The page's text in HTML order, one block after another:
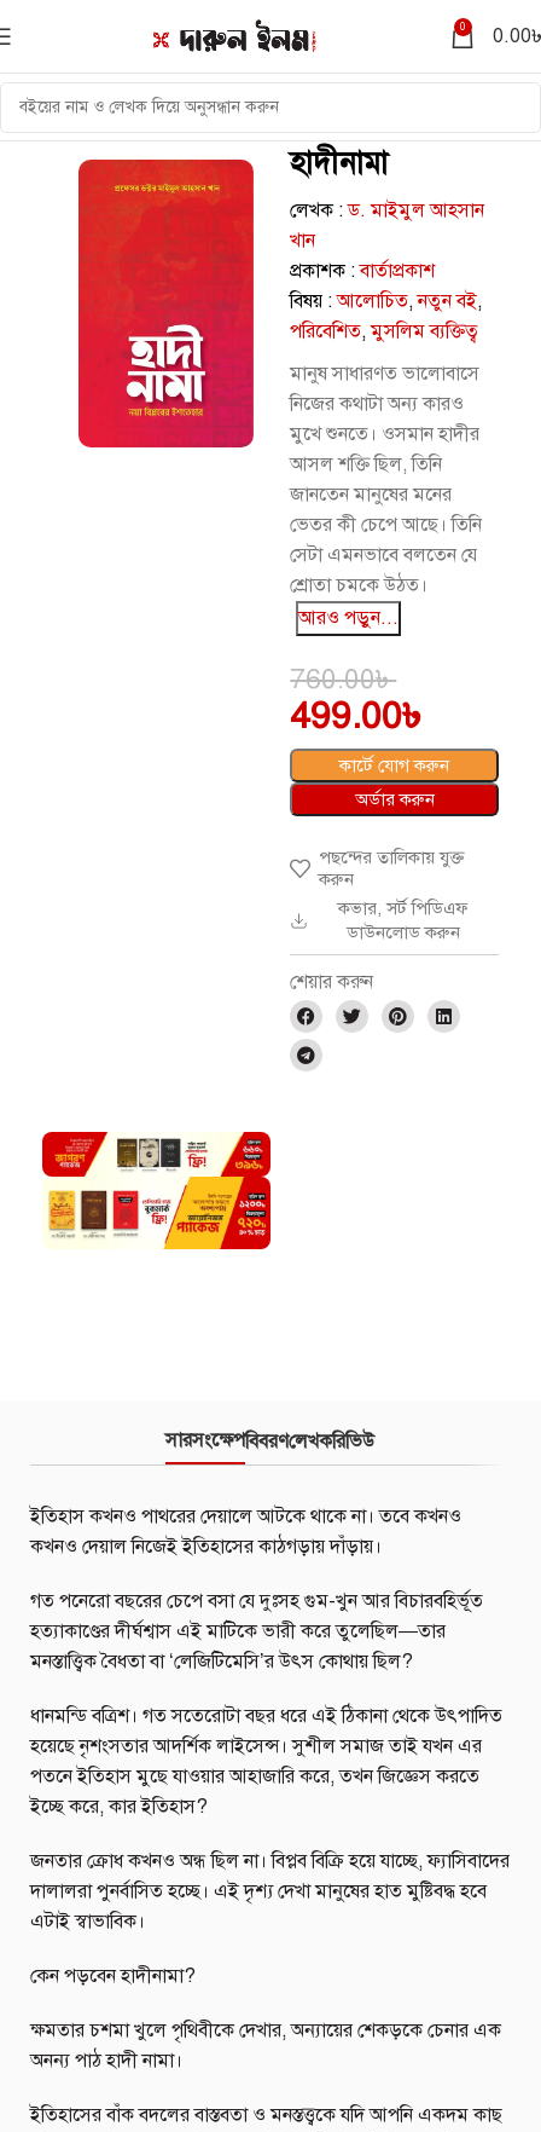
0 0.00
হাদীনামা
লেখক :ড. মাইমুল আহসান
খান
প্রকাশক :বার্তাপ্রকাশ
বিষয় :আলোচিত,নতুন বই,
পরিবেশিত,মুসলিম ব্যক্তিত্ব
মানুষ সাধারণত ভালোবাসে
নিজের কথাটা অন্য কারও
মুখে শুনতে। ওসমান হাদীর
আসল শক্তি ছিল, তিনি
জানতেন মানুষের মনের
ভেতর কী চেপে আছে। তিনি
সেটা এমনভাবে বলতেন যে
শ্রোতা চমকে উঠত।
আরও পড়ুন...
760.00৳
499.00৳
কার্টে যোগ করুন
অর্ডার করুন
পছন্দের তালিকায় যুক্ত
করুন
কভার, সর্ট পিডিএফ
ডাউনলোড করুন
শেয়ার করুন
সারসংক্ষেপবিবরণলেখকরিভিউ
ইতিহাস কখনও পাথরের দেয়ালে আটকে থাকে না। তবে কখনও
কখনও দেয়াল নিজেই ইতিহাসের কাঠগড়ায় দাঁড়ায়।
গত পনেরো বছরের চেপে বসা যে দুঃসহ গুম-খুন আর বিচারবহির্ভূত
হত্যাকাণ্ডের দীর্ঘশ্বাস এই মাটিকে ভারী করে তুলেছিল—তার
মনস্তাত্ত্বিক বৈধতা বা ‘লেজিটিমেসি’র উৎস কোথায় ছিল?
ধানমন্ডি বত্রিশ। গত সতেরোটা বছর ধরে এই ঠিকানা থেকে উৎপাদিত
হয়েছে নৃশংসতার আদর্শিক লাইসেন্স। সুশীল সমাজ তাই যখন এর
পতনে ইতিহাস মুছে যাওয়ার আহাজারি করে, তখন জিজ্ঞেস করতে
ইচ্ছে করে, কার ইতিহাস?
জনতার ক্রোধ কখনও অন্ধ ছিল না। বিপ্লব বিক্রি হয়ে যাচ্ছে, ফ্যাসিবাদের
দালালরা পুনর্বাসিত হচ্ছে। এই দৃশ্য দেখা মানুষের হাত মুষ্টিবদ্ধ হবে
এটাই স্বাভাবিক।
কেন পড়বেন হাদীনামা?
ক্ষমতার চশমা খুলে পৃথিবীকে দেখার, অন্যায়ের শেকড়কে চেনার এক
অনন্য পাঠ হাদী নামা।
ইতিহাসের বাঁক বদলের বাস্তবতা ও মনস্তত্ত্বকে যদি আপনি একদম কাছ